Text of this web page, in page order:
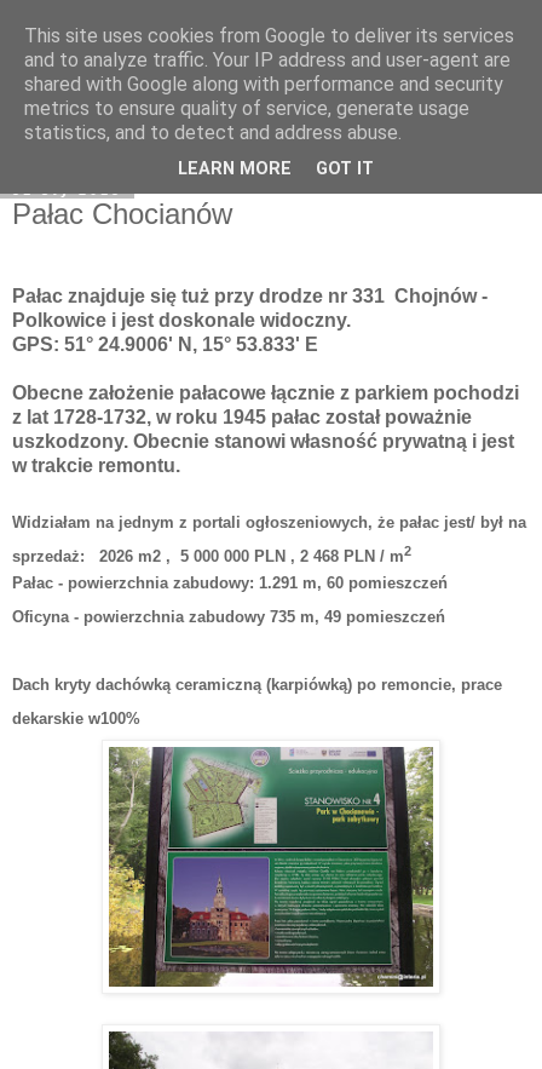
Moje miejsce
Pałac Chocianów
Pałac znajduje się tuż przy drodze nr 331 Chojnów -
Polkowice i jest doskonale widoczny.
GPS: 51° 24.9006' N, 15° 53.833' E
Obecne założenie pałacowe łącznie z parkiem pochodzi
z lat 1728-1732, w roku 1945 pałac został poważnie
uszkodzony. Obecnie stanowi własność prywatną i jest
w trakcie remontu.
Widziałam na jednym z portali ogłoszeniowych, że pałac jest/ był na
sprzedaż:
2026 m2 , 5 000 000 PLN , 2 468 PLN / m2
Pałac - powierzchnia zabudowy: 1.291 m, 60 pomieszczeń
Oficyna - powierzchnia zabudowy 735 m, 49 pomieszczeń
Dach kryty dachówką ceramiczną (karpiówką) po remoncie, prace
dekarskie w100%
This site uses cookies from Google to deliver its services
and to analyze traffic. Your IP address and user-agent are
shared with Google along with performance and security
metrics to ensure quality of service, generate usage
statistics, and to detect and address abuse.
LEARN MORE GOT IT